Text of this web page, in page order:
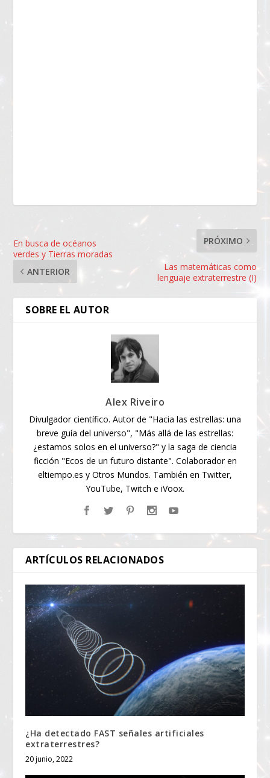
En busca de océanos
verdes y Tierras moradas
ANTERIOR
PRÓXIMO
Las matemáticas como
lenguaje extraterrestre (I)
SOBRE EL AUTOR
Alex Riveiro
Divulgador científico. Autor de "Hacia las estrellas: una
breve guía del universo", "Más allá de las estrellas:
¿estamos solos en el universo?" y la saga de ciencia
ficción "Ecos de un futuro distante". Colaborador en
eltiempo.es y Otros Mundos. También en Twitter,
YouTube, Twitch e iVoox.
ARTÍCULOS RELACIONADOS
¿Ha detectado FAST señales artificiales
extraterrestres?
20 junio, 2022